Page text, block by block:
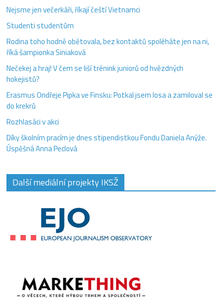
Nejsme jen večerkáři, říkají čeští Vietnamci
Studenti studentům
Rodina toho hodně obětovala, bez kontaktů spoléháte jen na ni,
říká šampionka Siniaková
Nečekej a hraj! V čem se liší trénink juniorů od hvězdných
hokejistů?
Erasmus Ondřeje Pipka ve Finsku: Potkal jsem losa a zamiloval se
do krekrů
Rozhlasáci v akci
Díky školním pracím je dnes stipendistkou Fondu Daniela Anýže.
Úspěšná Anna Peclová
Další mediální projekty IKSŽ